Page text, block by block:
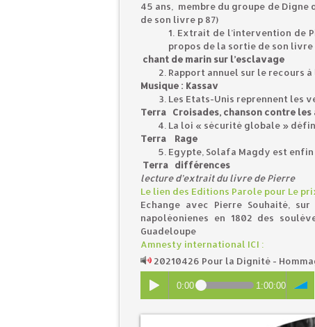
45 ans, membre du groupe de
de son livre p 87)
Extrait de l’intervention de
propos de la sortie de son
chant de marin sur l’esclavage
Rapport annuel sur le recours
Musique : Kassav
Les Etats-Unis reprennent les
Terra Croisades, chanson contre les
La loi « sécurité globale »
Terra Rage
Egypte, Solafa Magdy est
Terra différences
lecture d’extrait du livre de Pierre
Le lien des Editions Parole pour Le
Echange avec Pierre Souhaité,
napoléonienes en 1802 des
Guadeloupe
Amnesty international ICI :
20210426 Pour la Dignité -
0:00 1:00:00